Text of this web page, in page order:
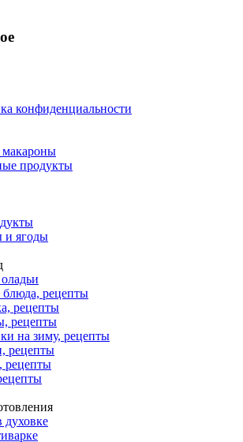
конфиденциальности
продукты
и ягоды
рецепты
рецепты
рецепты
на зиму, рецепты
рецепты
рецепты
духовке